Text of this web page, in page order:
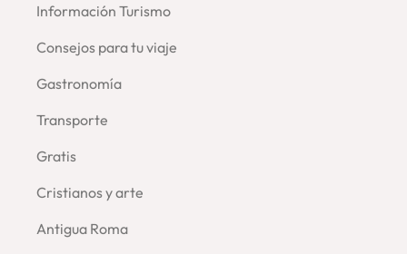
Información Turismo
Consejos para tu viaje
–
Gastronomía
Transporte
Gratis
Cristianos y arte
Antigua Roma